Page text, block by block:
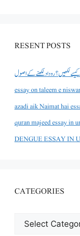
RESENT POSTS
کیسے لکھیں؟ روداد لکھنے کے اصول
CATEGORIES
CATEGORIES